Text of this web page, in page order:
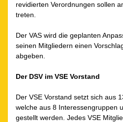
revidierten Verordnungen sollen
treten.
Der VAS wird die geplanten
seinen Mitgliedern einen
abgeben.
Der DSV im VSE Vorstand
Der VSE Vorstand setzt sich aus
welche aus 8 Interessengruppen
gestellt werden. Jedes VSE